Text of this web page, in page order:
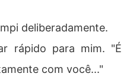
deliberadamente.
rápido para mim. "É
com você..."